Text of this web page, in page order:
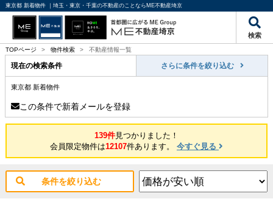
東京都 新着物件 ｜埼玉・東京・千葉の不動産のことならME不動産埼京
検索
TOPページ > 物件検索 > 不動産情報一覧
現在の検索条件 さらに条件を絞り込む
東京都 新着物件
この条件で新着メールを登録
139件見つかりました！
会員限定物件は12107件あります。 今すぐ見る
条件を絞り込む